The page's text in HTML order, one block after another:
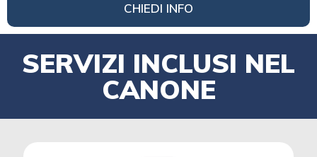
CHIEDI INFO
SERVIZI INCLUSI NEL
CANONE